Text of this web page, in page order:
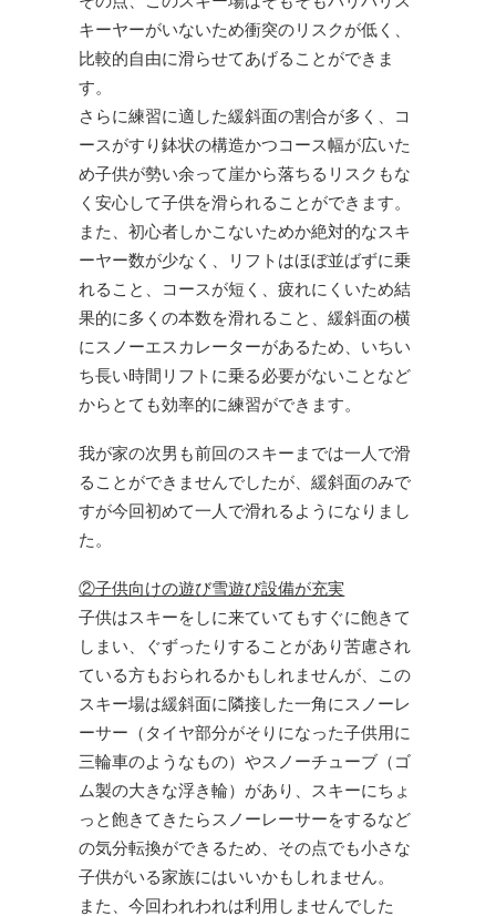
キーヤーがいないため衝突のリスクが低く、
比較的自由に滑らせてあげることができま
す。
さらに練習に適した緩斜面の割合が多く、コ
ースがすり鉢状の構造かつコース幅が広いた
め子供が勢い余って崖から落ちるリスクもな
く安心して子供を滑られることができます。
また、初心者しかこないためか絶対的なスキ
ーヤー数が少なく、リフトはほぼ並ばずに乗
れること、コースが短く、疲れにくいため結
果的に多くの本数を滑れること、緩斜面の横
にスノーエスカレーターがあるため、いちい
ち長い時間リフトに乗る必要がないことなど
からとても効率的に練習ができます。
我が家の次男も前回のスキーまでは一人で滑
ることができませんでしたが、緩斜面のみで
すが今回初めて一人で滑れるようになりまし
た。
②子供向けの遊び雪遊び設備が充実
子供はスキーをしに来ていてもすぐに飽きて
しまい、ぐずったりすることがあり苦慮され
ている方もおられるかもしれませんが、この
スキー場は緩斜面に隣接した一角にスノーレ
ーサー（タイヤ部分がそりになった子供用に
三輪車のようなもの）やスノーチューブ（ゴ
ム製の大きな浮き輪）があり、スキーにちょ
っと飽きてきたらスノーレーサーをするなど
の気分転換ができるため、その点でも小さな
子供がいる家族にはいいかもしれません。
また、今回われわれは利用しませんでした